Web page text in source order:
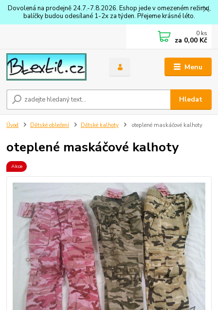
Dovolená na prodejně 24.7.-7.8.2026. Eshop jede v omezeném režimu,
balíčky budou odesílané 1-2x za týden. Přejeme krásné léto.
Menu
Hledat
0 ks
za 0,00 Kč
Úvod Dětské oblečení Dětské kalhoty oteplené maskáčové kalhoty
oteplené maskáčové kalhoty
Akce